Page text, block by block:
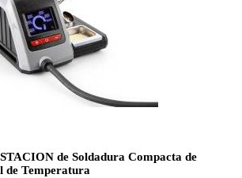
de Soldadura Compacta de
de Temperatura